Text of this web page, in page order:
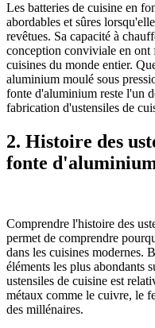
Les batteries de cuisine en
abordables et sûres
revêtues. Sa capacité à
conception conviviale en ont
cuisines du monde entier.
aluminium moulé sous
fonte d'aluminium reste l'un
fabrication d'ustensiles de
2. Histoire des
fonte
Comprendre l'histoire des
permet de comprendre
dans les cuisines modernes.
éléments les plus abondants
ustensiles de cuisine est
métaux comme le cuivre, le
des millénaires.